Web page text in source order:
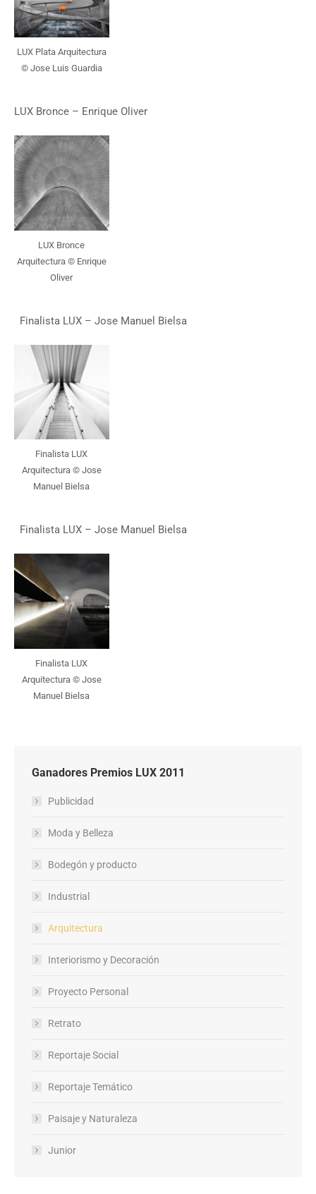
LUX Plata Arquitectura
© Jose Luis Guardia
LUX Bronce – Enrique Oliver
LUX Bronce
Arquitectura © Enrique
Oliver
Finalista LUX – Jose Manuel Bielsa
Finalista LUX
Arquitectura © Jose
Manuel Bielsa
Finalista LUX – Jose Manuel Bielsa
Finalista LUX
Arquitectura © Jose
Manuel Bielsa
Ganadores Premios LUX 2011
Publicidad
Moda y Belleza
Bodegón y producto
Industrial
Arquitectura
Interiorismo y Decoración
Proyecto Personal
Retrato
Reportaje Social
Reportaje Temático
Paisaje y Naturaleza
Junior